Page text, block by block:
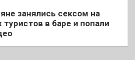
занялись сексом на
туристов в баре и попали